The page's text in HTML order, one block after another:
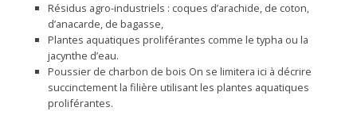
Résidus agro-industriels : coques d’arachide, de coton,
d’anacarde, de bagasse,
Plantes aquatiques proliférantes comme le typha ou la
jacynthe d’eau.
Poussier de charbon de bois On se limitera ici à décrire
succinctement la filière utilisant les plantes aquatiques
proliférantes.